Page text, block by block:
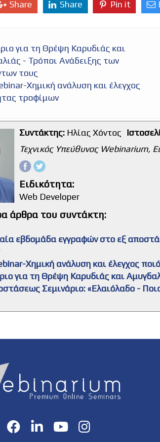
Share Share Pin it
για τη Θρέψη Καρυδιάς και
- Τρόποι Ανάδειξης των
τους
Χημική ανάλυση και έλεγχος
τροφίμων
Συντάκτης: Ηλίας Χόντος
Τεχνικός Υπεύθυνος Webinarium,
Ειδικότητα:
Web Developer
άρθρα του συντάκτη:
εβδομάδα εγγραφών στο εξ
Χημική ανάλυση και έλεγχος
για τη Θρέψη Καρυδιάς και
Σεμινάριο: «Ελαιόλαδο -